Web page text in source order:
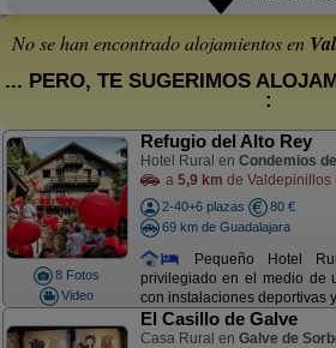
No se han encontrado alojamientos en
... PERO, TE SUGERIMOS
:
8 Fotos
Video
Refugio del Alto Rey
Hotel Rural en Condemios
a 5,9 km de Valdepinillos
2-40+6 plazas
80 €
69 km de Guadalajara
Pequeño Hotel
privilegiado en el medio de
con instalaciones deportivas
El Casillo de Galve
Casa Rural en Galve de